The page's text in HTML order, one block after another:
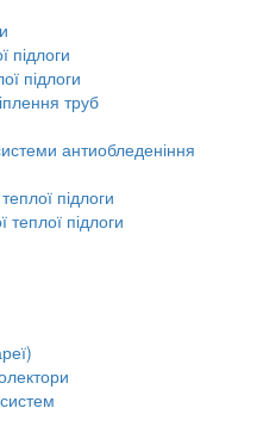
підлоги
підлоги
труб
антиобледеніння
підлоги
теплої підлоги